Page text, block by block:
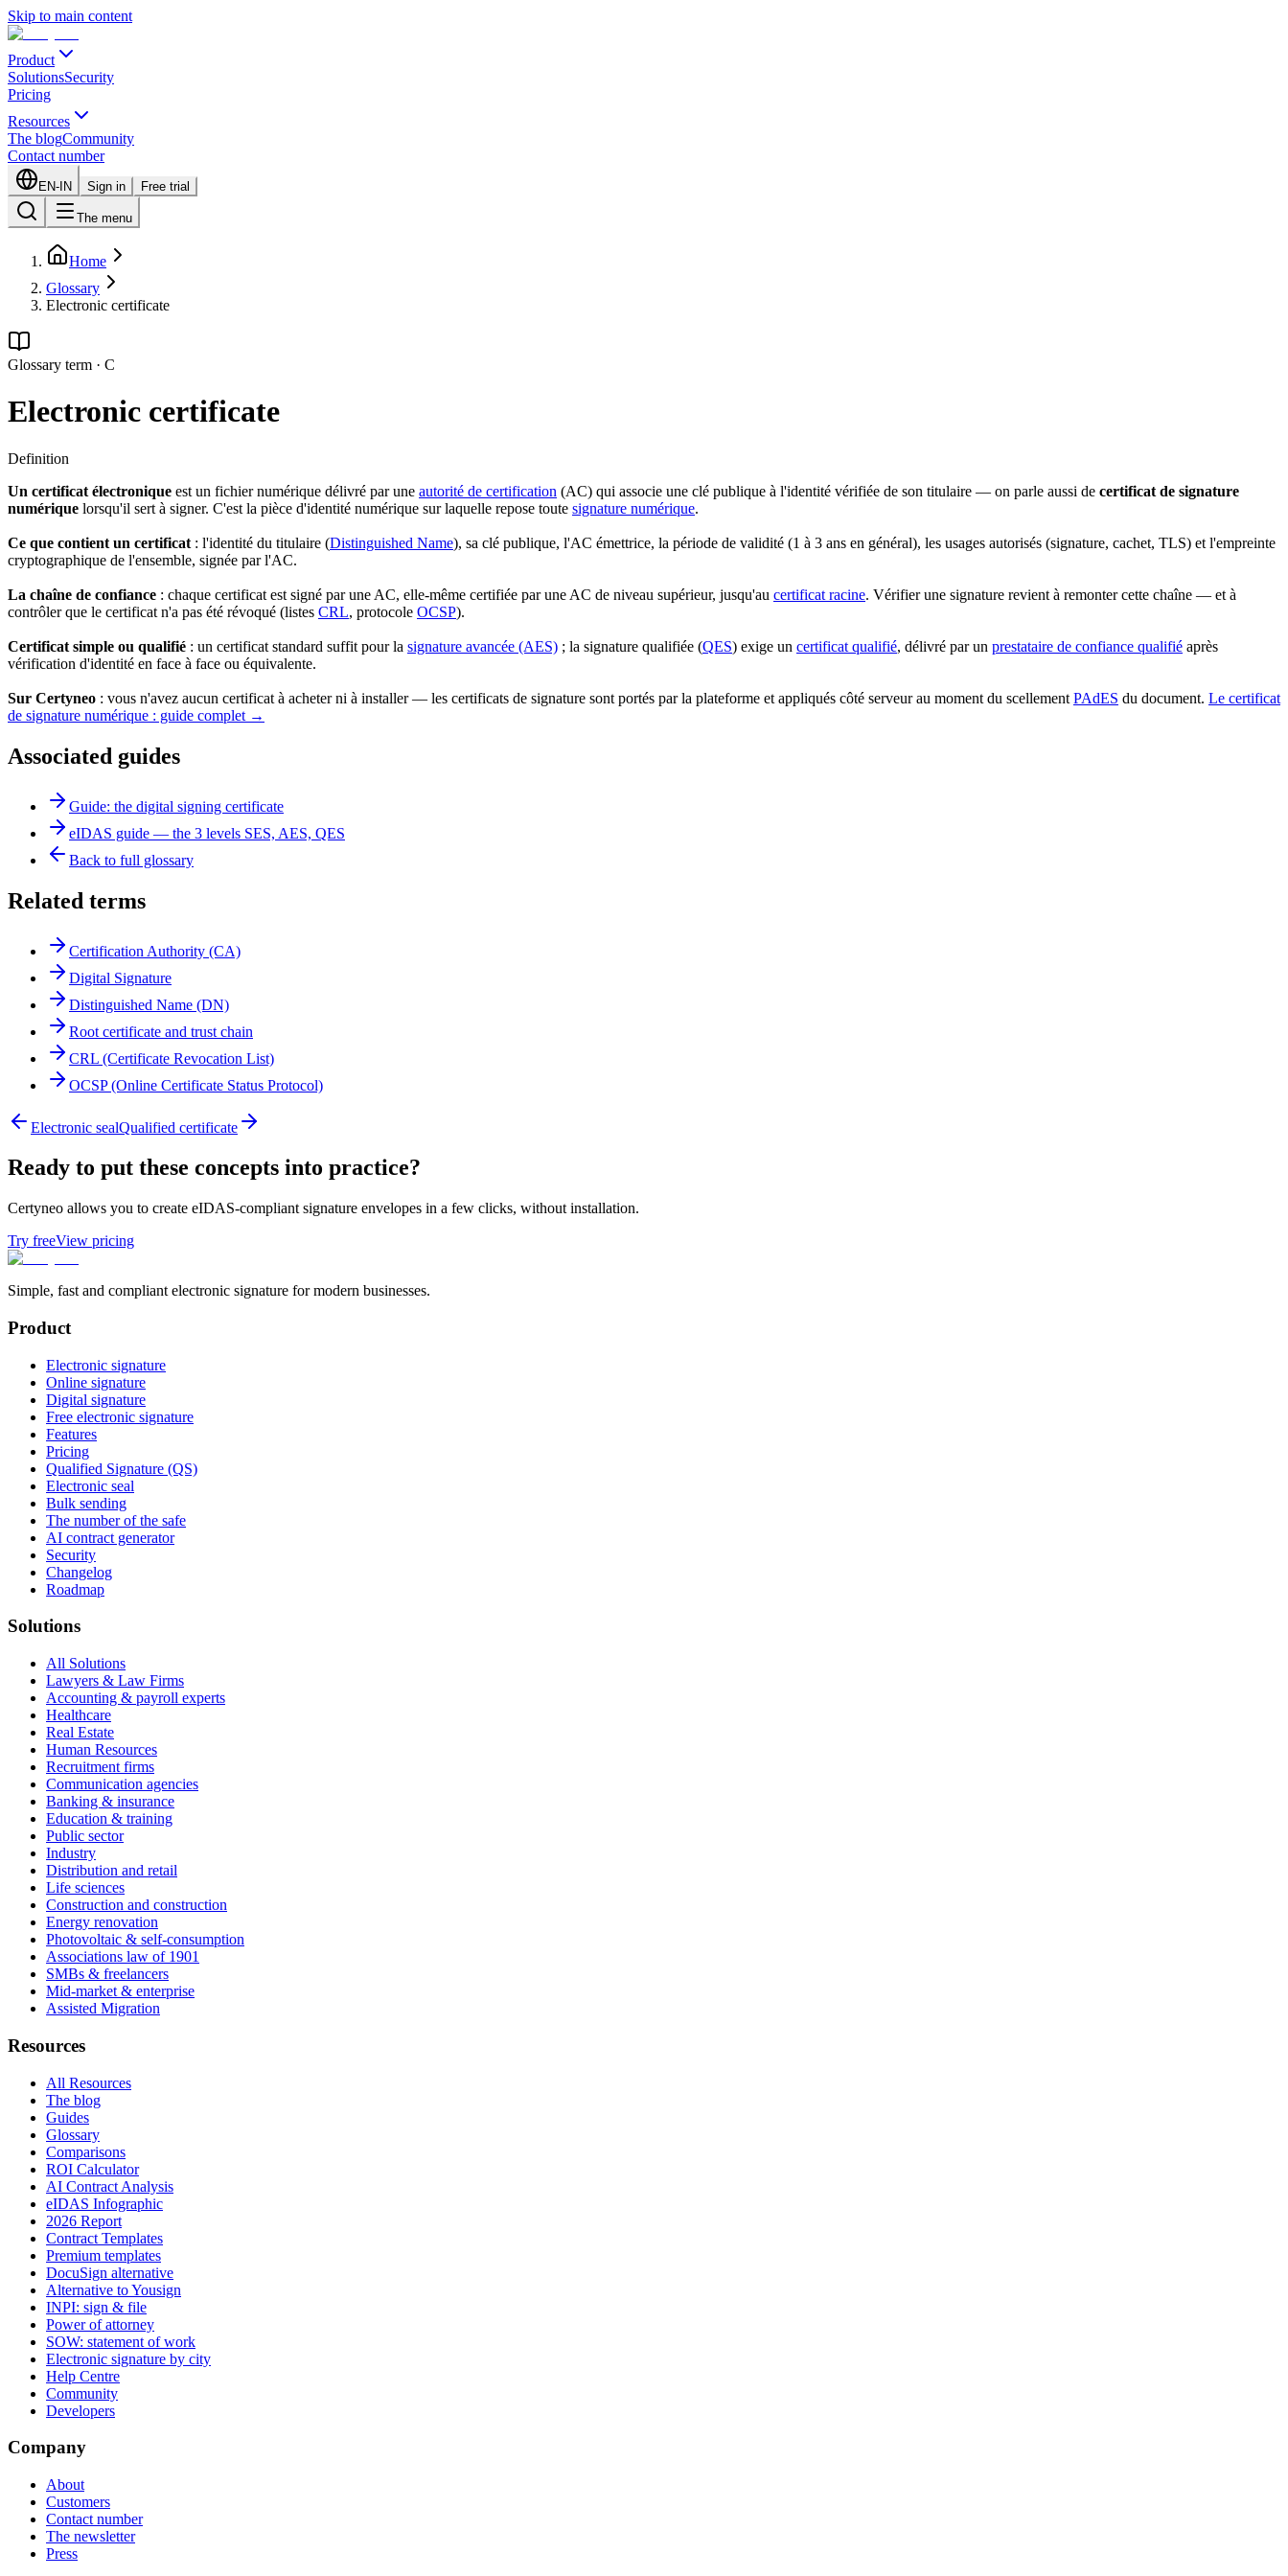
Skip to main content
Product
SolutionsSecurity
Pricing
Resources
The blogCommunity
Contact number
EN-IN Sign in Free trial
The menu
Home
Glossary
Electronic certificate
Glossary term · C
Electronic certificate
Definition
Un certificat électronique est un fichier numérique délivré par une autorité de certification (AC) qui associe une clé publique à l'identité vérifiée de son titulaire — on parle aussi de certificat de signature
numérique lorsqu'il sert à signer. C'est la pièce d'identité numérique sur laquelle repose toute signature numérique.
Ce que contient un certificat : l'identité du titulaire (Distinguished Name), sa clé publique, l'AC émettrice, la période de validité (1 à 3 ans en général), les usages autorisés (signature, cachet, TLS) et l'empreinte
cryptographique de l'ensemble, signée par l'AC.
La chaîne de confiance : chaque certificat est signé par une AC, elle-même certifiée par une AC de niveau supérieur, jusqu'au certificat racine. Vérifier une signature revient à remonter cette chaîne — et à
contrôler que le certificat n'a pas été révoqué (listes CRL, protocole OCSP).
Certificat simple ou qualifié : un certificat standard suffit pour la signature avancée (AES) ; la signature qualifiée (QES) exige un certificat qualifié, délivré par un prestataire de confiance qualifié après
vérification d'identité en face à face ou équivalente.
Sur Certyneo : vous n'avez aucun certificat à acheter ni à installer — les certificats de signature sont portés par la plateforme et appliqués côté serveur au moment du scellement PAdES du document. Le certificat
de signature numérique : guide complet →
Associated guides
Guide: the digital signing certificate
eIDAS guide — the 3 levels SES, AES, QES
Back to full glossary
Related terms
Certification Authority (CA)
Digital Signature
Distinguished Name (DN)
Root certificate and trust chain
CRL (Certificate Revocation List)
OCSP (Online Certificate Status Protocol)
Electronic sealQualified certificate
Ready to put these concepts into practice?
Certyneo allows you to create eIDAS-compliant signature envelopes in a few clicks, without installation.
Try freeView pricing
Simple, fast and compliant electronic signature for modern businesses.
Product
Electronic signature
Online signature
Digital signature
Free electronic signature
Features
Pricing
Qualified Signature (QS)
Electronic seal
Bulk sending
The number of the safe
AI contract generator
Security
Changelog
Roadmap
Solutions
All Solutions
Lawyers & Law Firms
Accounting & payroll experts
Healthcare
Real Estate
Human Resources
Recruitment firms
Communication agencies
Banking & insurance
Education & training
Public sector
Industry
Distribution and retail
Life sciences
Construction and construction
Energy renovation
Photovoltaic & self-consumption
Associations law of 1901
SMBs & freelancers
Mid-market & enterprise
Assisted Migration
Resources
All Resources
The blog
Guides
Glossary
Comparisons
ROI Calculator
AI Contract Analysis
eIDAS Infographic
2026 Report
Contract Templates
Premium templates
DocuSign alternative
Alternative to Yousign
INPI: sign & file
Power of attorney
SOW: statement of work
Electronic signature by city
Help Centre
Community
Developers
Company
About
Customers
Contact number
The newsletter
Press